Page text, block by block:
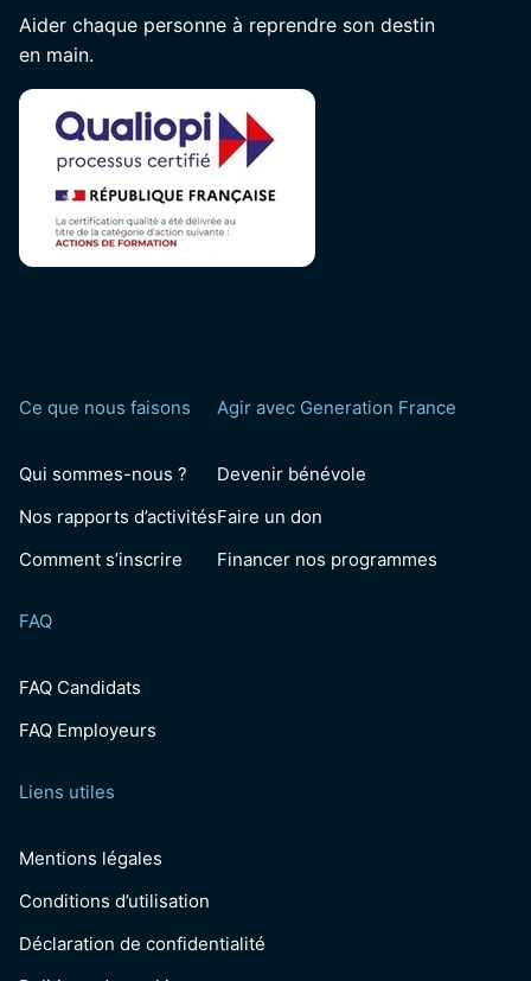
Aider chaque personne à reprendre son destin
en main.
Ce que nous faisons
Qui sommes-nous ?
Nos rapports d’activités
Comment s’inscrire
Agir avec Generation France
Devenir bénévole
Faire un don
Financer nos programmes
FAQ
FAQ Candidats
FAQ Employeurs
Liens utiles
Mentions légales
Conditions d’utilisation
Déclaration de confidentialité